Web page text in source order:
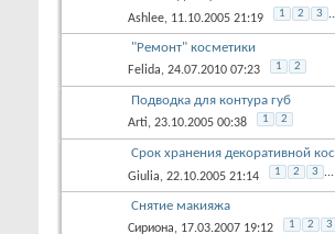
Ashlee, 11.10.2005 21:19 1 2 3
"Ремонт" косметики
Felida, 24.07.2010 07:23 1 2
Подводка для контура губ
Arti, 23.10.2005 00:38 1 2
Срок хранения декоративной
Giulia, 22.10.2005 21:14 1 2 3 ...
Снятие макияжа
Сириона, 17.03.2007 19:12 1 2 3